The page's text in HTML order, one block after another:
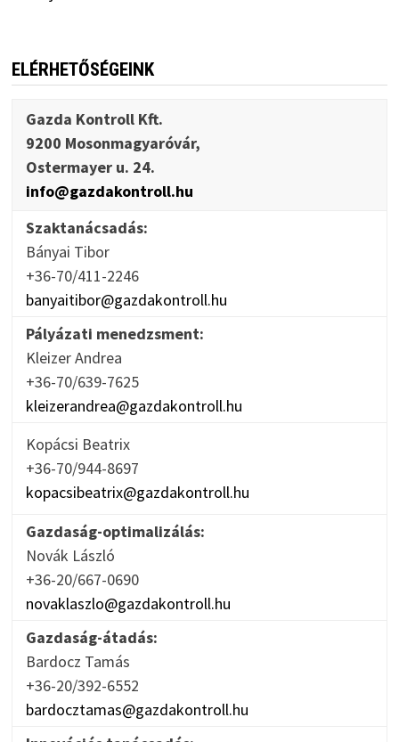
ELÉRHETŐSÉGEINK
Gazda Kontroll Kft.
9200 Mosonmagyaróvár,
Ostermayer u. 24.
info@gazdakontroll.hu
Szaktanácsadás:
Bányai Tibor
+36-70/411-2246
banyaitibor@gazdakontroll.hu
Pályázati menedzsment:
Kleizer Andrea
+36-70/639-7625
kleizerandrea@gazdakontroll.hu
Kopácsi Beatrix
+36-70/944-8697
kopacsibeatrix@gazdakontroll.hu
Gazdaság-optimalizálás:
Novák László
+36-20/667-0690
novaklaszlo@gazdakontroll.hu
Gazdaság-átadás:
Bardocz Tamás
+36-20/392-6552
bardocztamas@gazdakontroll.hu